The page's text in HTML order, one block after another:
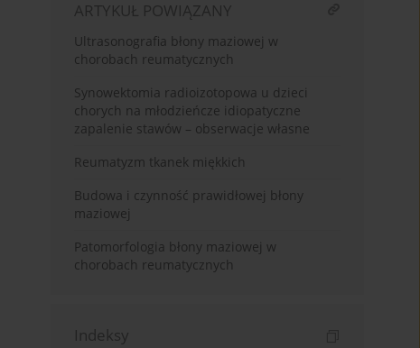
ARTYKUŁ POWIĄZANY
Ultrasonografia błony maziowej w
chorobach reumatycznych
Synowektomia radioizotopowa u dzieci
chorych na młodzieńcze idiopatyczne
zapalenie stawów – obserwacje własne
Reumatyzm tkanek miękkich
Budowa i czynność prawidłowej błony
maziowej
Patomorfologia błony maziowej w
chorobach reumatycznych
Indeksy